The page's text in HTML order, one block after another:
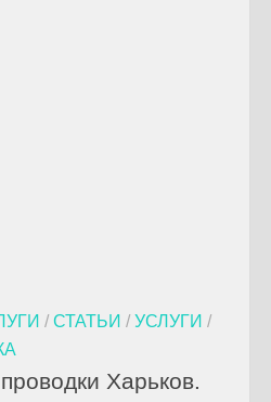
/ СТАТЬИ / УСЛУГИ /
Харьков.